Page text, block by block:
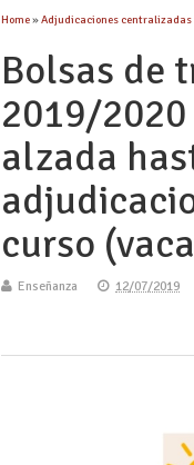
Home»Adjudicaciones centralizadas
Bolsas de
2019/2020
alzada
curso
Enseñanza 12/07/2019